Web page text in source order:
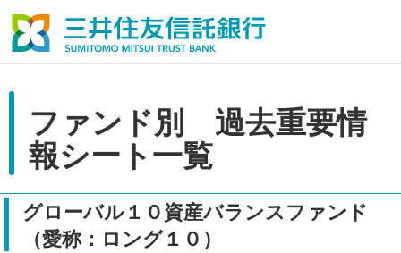
ファンド別 過去重要情
報シート一覧
グローバル１０資産バランスファンド
（愛称：ロング１０）